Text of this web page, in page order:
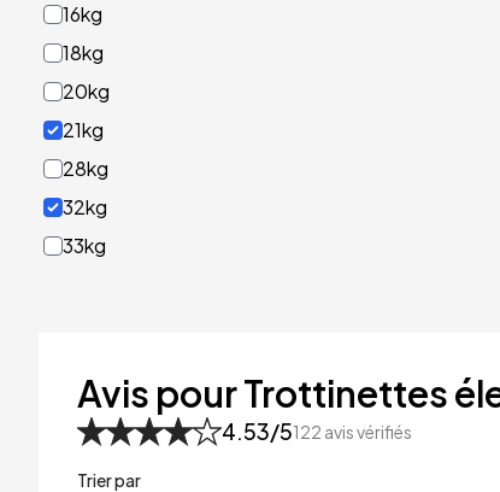
16kg
18kg
20kg
21kg
28kg
32kg
33kg
53kg
Avis pour Trottinettes
4.53/5122 avis vérifiés
Trier par